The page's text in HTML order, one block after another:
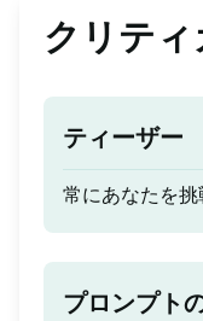
クリテ
ティーザー
常にあなたを挑
プロンプト